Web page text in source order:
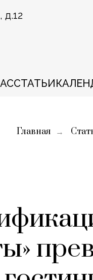
СТАТЬИ
Главная →